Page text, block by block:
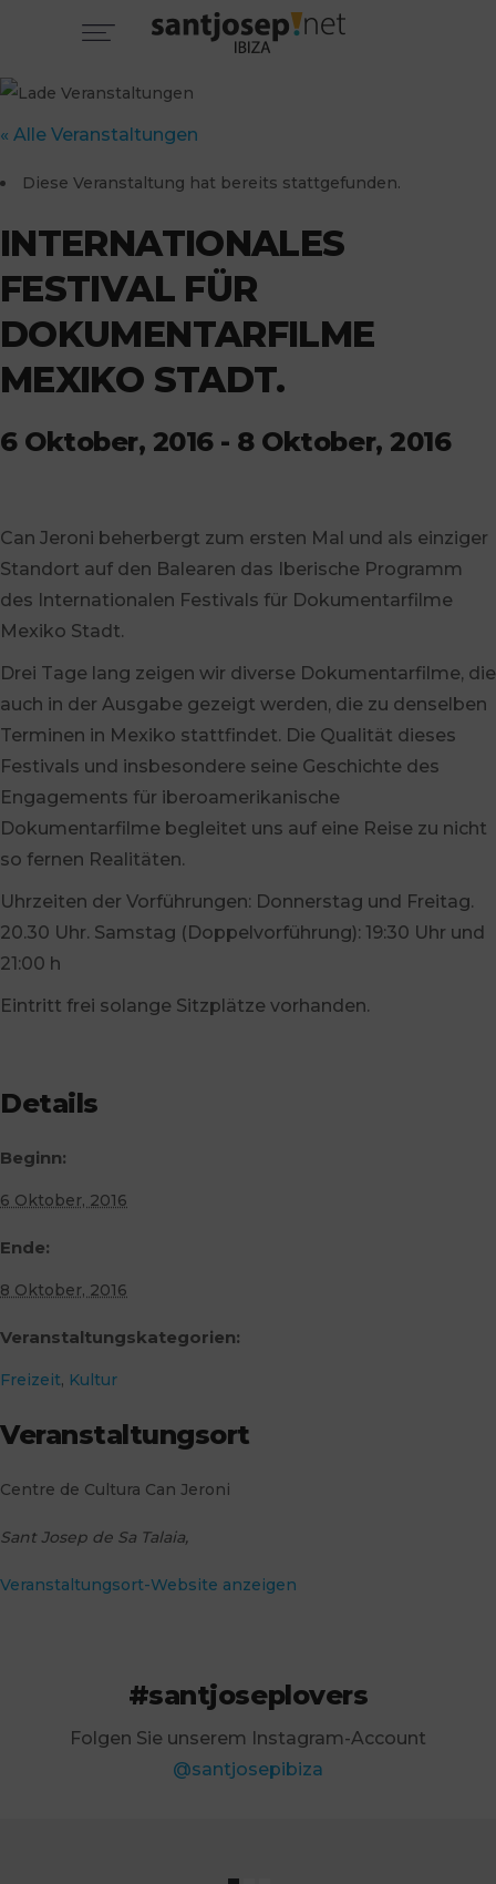
« Alle Veranstaltungen
Diese Veranstaltung hat bereits stattgefunden.
INTERNATIONALES
FESTIVAL FÜR
DOKUMENTARFILME
MEXIKO STADT.
6 Oktober, 2016- 8 Oktober, 2016
Can Jeroni beherbergt zum ersten Mal und als einziger
Standort auf den Balearen das Iberische Programm
des Internationalen Festivals für Dokumentarfilme
Mexiko Stadt.
Drei Tage lang zeigen wir diverse Dokumentarfilme, die
auch in der Ausgabe gezeigt werden, die zu denselben
Terminen in Mexiko stattfindet. Die Qualität dieses
Festivals und insbesondere seine Geschichte des
Engagements für iberoamerikanische
Dokumentarfilme begleitet uns auf eine Reise zu nicht
so fernen Realitäten.
Uhrzeiten der Vorführungen: Donnerstag und Freitag.
20.30 Uhr. Samstag (Doppelvorführung): 19:30 Uhr und
21:00 h
Eintritt frei solange Sitzplätze vorhanden.
Details
Beginn:
6 Oktober, 2016
Ende:
8 Oktober, 2016
Veranstaltungskategorien:
Freizeit, Kultur
Veranstaltungsort
Centre de Cultura Can Jeroni
Sant Josep de Sa Talaia,
Veranstaltungsort-Website anzeigen
#santjoseplovers
Folgen Sie unserem Instagram-Account
@santjosepibiza